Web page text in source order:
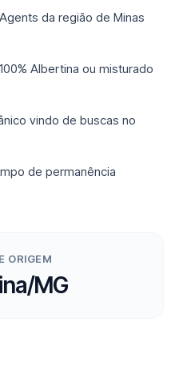
da região de Minas
Albertina ou misturado
vindo de buscas no
de permanência
ORIGEM
MG